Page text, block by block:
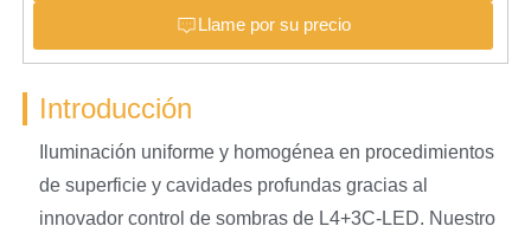
Llame por su precio
Introducción
Iluminación uniforme y homogénea en procedimientos
de superficie y cavidades profundas gracias al
innovador control de sombras de L4+3C-LED. Nuestro